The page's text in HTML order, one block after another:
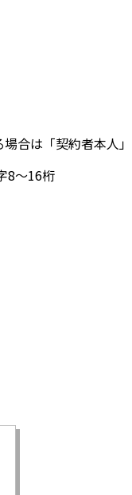
合は「契約者本人
8～16桁